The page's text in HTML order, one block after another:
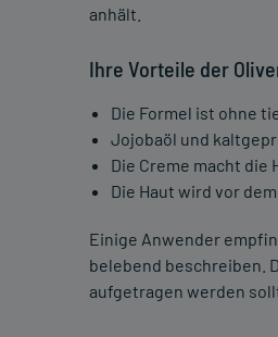
anhält.
Ihre Vorteile der
Die Formel ist ohne
Jojobaöl und
Die Creme macht die
Die Haut wird vor
Einige Anwender
belebend beschreiben.
aufgetragen werden